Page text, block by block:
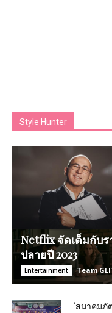
Style Hunter
Netflix จัดเต็มกับ
ปลายปี 2023
Entertainment Team
‘สมาคมภั